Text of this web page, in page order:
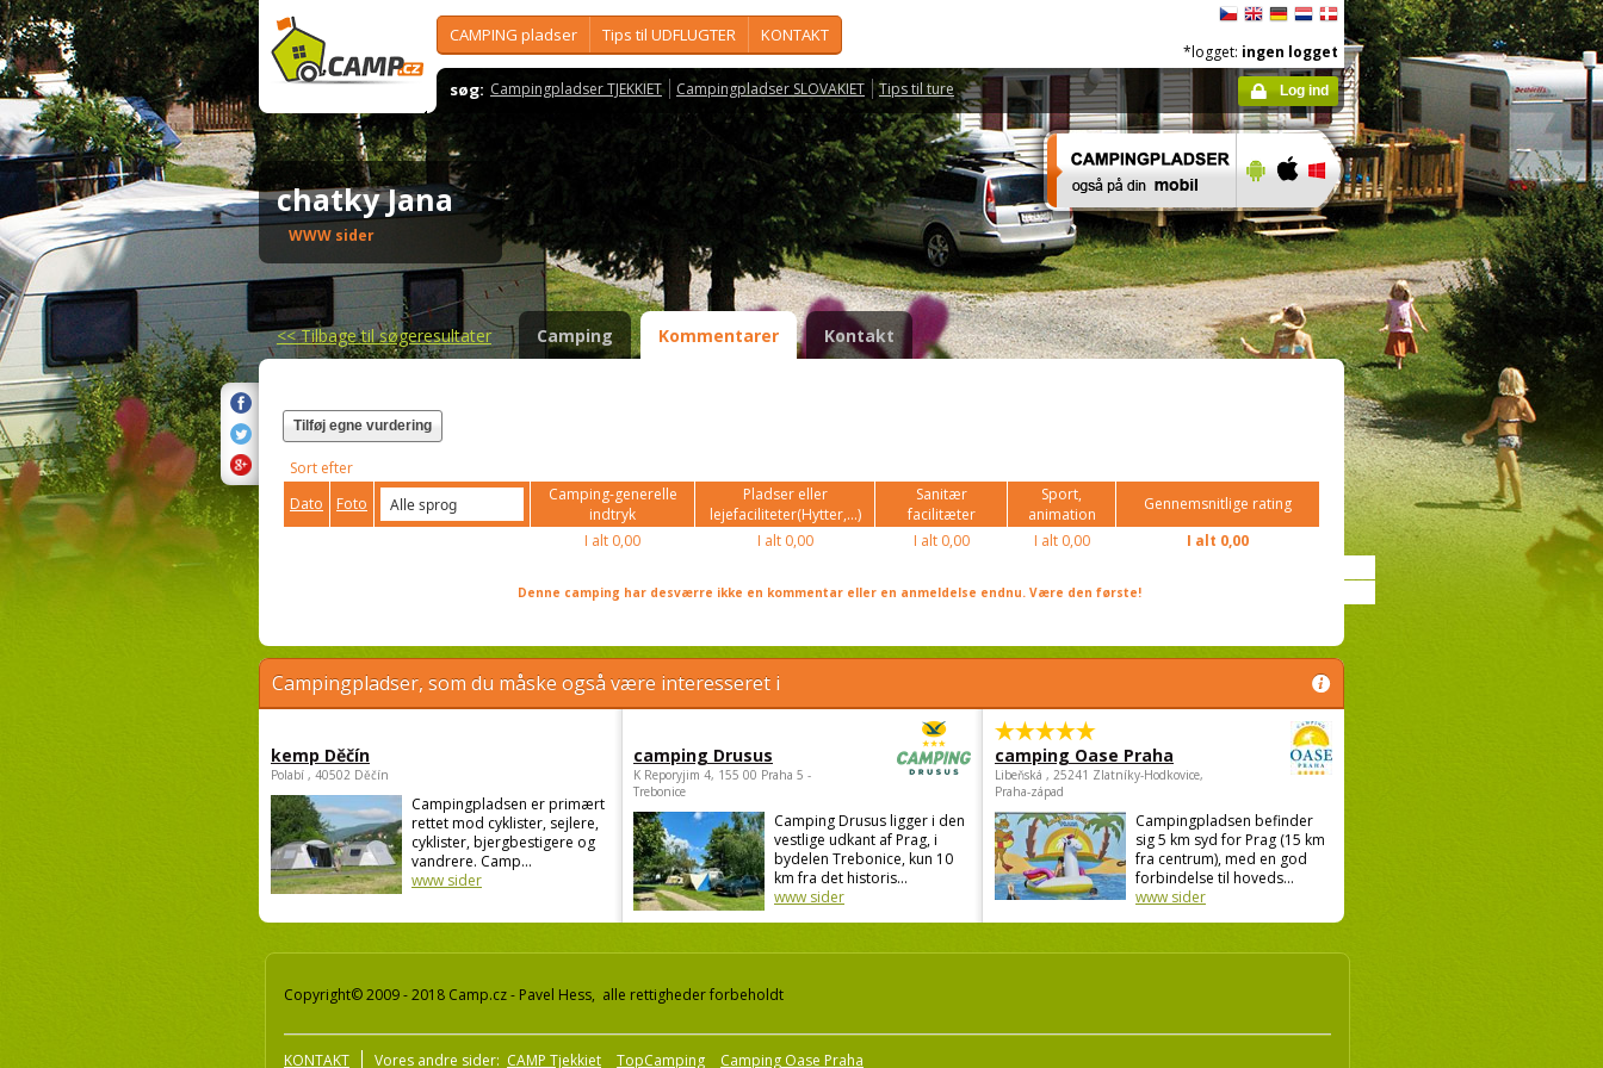
CAMPING pladser Tips til UDFLUGTER KONTAKT
søg: Campingpladser TJEKKIET Campingpladser SLOVAKIET Tips til ture
*logget: ingen logget
Log ind
chatky Jana
WWW sider
<<Tilbage til søgeresultater Camping Kommentarer Kontakt
Tilføj egne vurdering
Sort efter
Dato
Foto
Camping-generelle
indtryk
Pladser eller
lejefaciliteter(Hytter,...)
Sanitær
facilitæter
Sport,
animation
Gennemsnitlige rating
I alt 0,00 I alt0,00 I alt0,00 I alt0,00 I alt 0,00
Denne camping har desværre ikke en kommentar eller en anmeldelse endnu. Være den første!
Campingpladser, som du måske også være interesseret i
kemp Děčín
Polabí , 40502 Děčín
Campingpladsen er primært
rettet mod cyklister, sejlere,
cyklister, bjergbestigere og
vandrere. Camp...
www sider
camping Drusus
K Reporyjim 4, 155 00 Praha 5 -
Trebonice
Camping Drusus ligger i den
vestlige udkant af Prag, i
bydelen Trebonice, kun 10
km fra det historis...
www sider
camping Oase Praha
Libeňská , 25241 Zlatníky-Hodkovice,
Praha-západ
Campingpladsen befinder
sig 5 km syd for Prag (15 km
fra centrum), med en god
forbindelse til hoveds...
www sider
Copyright© 2009 - 2018 Camp.cz - Pavel Hess, alle rettigheder forbeholdt
KONTAKT Vores andre sider: CAMP Tjekkiet TopCamping Camping Oase Praha